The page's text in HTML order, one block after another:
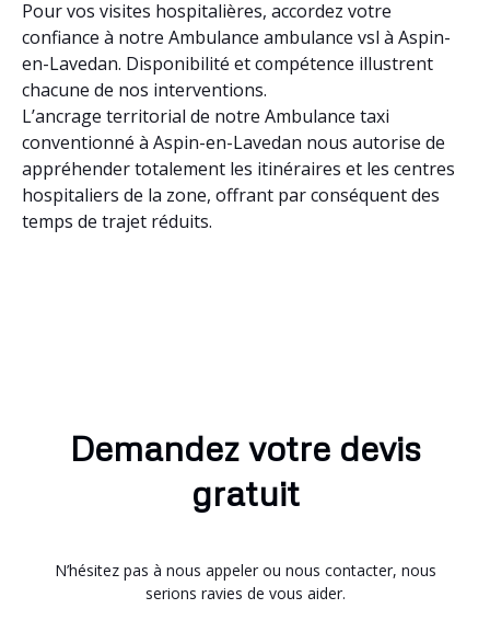
Pour vos visites hospitalières, accordez votre
confiance à notre Ambulance ambulance vsl à Aspin-
en-Lavedan. Disponibilité et compétence illustrent
chacune de nos interventions.
L’ancrage territorial de notre Ambulance taxi
conventionné à Aspin-en-Lavedan nous autorise de
appréhender totalement les itinéraires et les centres
hospitaliers de la zone, offrant par conséquent des
temps de trajet réduits.
Demandez votre devis
gratuit
N’hésitez pas à nous appeler ou nous contacter, nous
serions ravies de vous aider.